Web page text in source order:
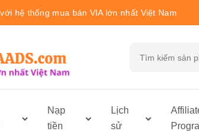
hệ thống mua bán VIA lớn nhất Việt Nam
Nạp
tiền
Lịch
sử